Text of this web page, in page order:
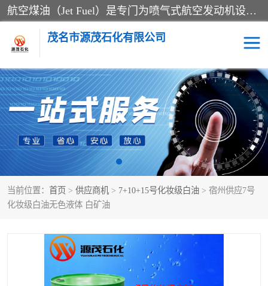
航空煤油（Jet Fuel）是专门为喷气式航空发动机设计的高纯度燃料，主要分为Jet A、Jet A-1和Jet B等类型。其特点是闪点高、低温流动性好，并添加了抗静电剂和抗氧化剂以确保飞行安全。航空煤油需
茂名市源茂石化有限公司
当前位置： 首页 > 供应商机 > 7+10+15号化妆级白油 > 宿州供应7号
化妆级白油无色液体 白矿油
RP3航空煤油 D20+D30溶剂油
D40+D60溶剂油 D80+D100溶剂油
6号+120号溶剂油 260号溶剂油
异构烷烃 天然乳胶
26+32号化妆级白油 46+68号化妆级白油
2731溶剂油